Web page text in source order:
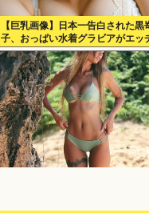
【巨乳画像】日本一告白された黒
子、おっぱい水着グラビアがエッ
るwww